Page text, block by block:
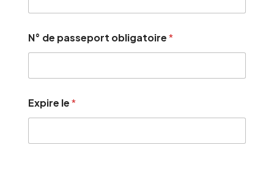
N° de passeport obligatoire*
Expire le*